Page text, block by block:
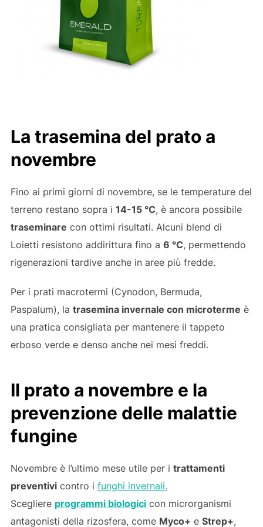
La trasemina del prato a
novembre
Fino ai primi giorni di novembre, se le temperature del
terreno restano sopra i 14-15 °C, è ancora possibile
traseminare con ottimi risultati. Alcuni blend di
Loietti resistono addirittura fino a 6 °C, permettendo
rigenerazioni tardive anche in aree più fredde.
Per i prati macrotermi (Cynodon, Bermuda,
Paspalum), la trasemina invernale con microterme è
una pratica consigliata per mantenere il tappeto
erboso verde e denso anche nei mesi freddi.
Il prato a novembre e la
prevenzione delle malattie
fungine
Novembre è l’ultimo mese utile per i trattamenti
preventivicontro i funghi invernali.
Scegliere programmi biologicicon microrganismi
antagonisti della rizosfera, come Myco+ e Strep+,